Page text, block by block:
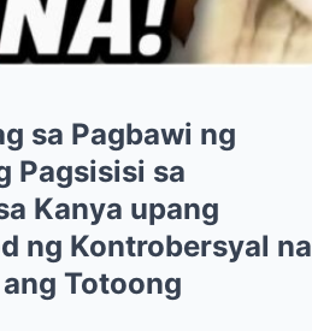
sa Pagbawi ng
Pagsisisi sa
Kanya upang
ng Kontrobersyal na
Totoong